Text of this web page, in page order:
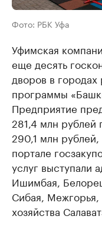
Фото: РБК Уфа
Уфимская
еще десять
дворов в
программы
Предприятие
281,4 млн рублей
290,1 млн
портале
услуг выступали
Ишимбая,
Сибая, Межгорья,
хозяйства